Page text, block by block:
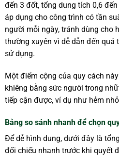
đến 3 đốt, tổng dung tích 0,6
áp dụng cho công trình có tần
người mỗi ngày, tránh dùng cho
thường xuyên vì dễ dẫn đến quá
sử dụng.
Một điểm cộng của quy cách
khiêng bằng sức người trong
tiếp cận được, ví dụ như hẻm
Bảng so sánh nhanh để chọn
Để dễ hình dung, dưới đây là
đối chiếu nhanh trước khi quyết